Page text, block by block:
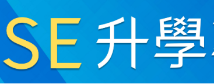
生活 健康 科技